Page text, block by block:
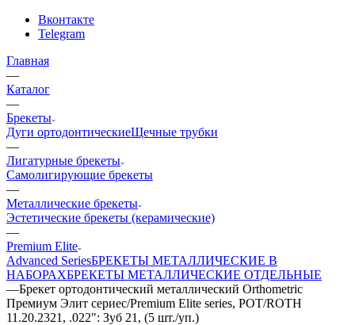
Вконтакте
Telegram
Главная
—
Каталог
—
Брекеты
Дуги ортодонтическиеЩечные трубки
—
Лигатурные брекеты
Самолигирующие брекеты
—
Металлические брекеты
Эстетические брекеты (керамические)
—
Premium Elite
Advanced SeriesБРЕКЕТЫ МЕТАЛЛИЧЕСКИЕ В
НАБОРАХБРЕКЕТЫ МЕТАЛЛИЧЕСКИЕ ОТДЕЛЬНЫЕ
—Брекет ортодонтический металлический Orthometric
Премиум Элит сериес/Premium Elite series, РОТ/ROTH
11.20.2321, .022": Зуб 21, (5 шт./уп.)